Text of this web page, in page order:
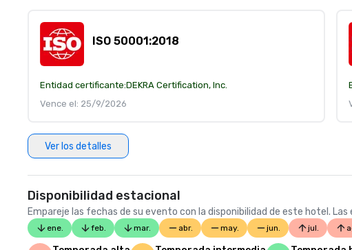
ISO 50001:2018
Entidad certificante:DEKRA Certification, Inc.
Vence el: 25/9/2026
Ver los detalles
Disponibilidad estacional
Empareje las fechas de su evento con la disponibilidad de este hotel.
ene. feb. mar. abr. may. jun. jul.